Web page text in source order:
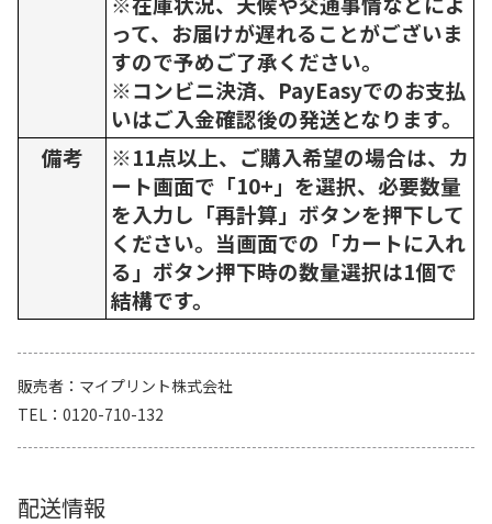
って、お届けが遅れることがございま
すので予めご了承ください。
※コンビニ決済、PayEasyでのお支払
いはご入金確認後の発送となります。
備考
※11点以上、ご購入希望の場合は、カ
ート画面で「10+」を選択、必要数量
を入力し「再計算」ボタンを押下して
ください。当画面での「カートに入れ
る」ボタン押下時の数量選択は1個で
結構です。
販売者
マイプリント株式会社
TEL
0120-710-132
配送情報